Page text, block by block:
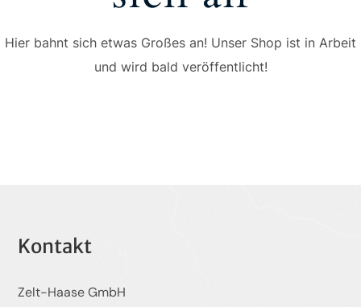
Hier bahnt sich etwas Großes an! Unser Shop ist in Arbeit
und wird bald veröffentlicht!
Kontakt
Zelt-Haase GmbH